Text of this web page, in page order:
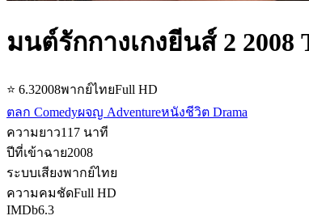
มนต์รักกางเกงยีนส์ 2 2008
⭐ 6.32008พากย์ไทยFull HD
ตลก Comedyผจญ Adventureหนังชีวิต Drama
ความยาว117 นาที
ปีที่เข้าฉาย2008
ระบบเสียงพากย์ไทย
ความคมชัดFull HD
IMDb6.3